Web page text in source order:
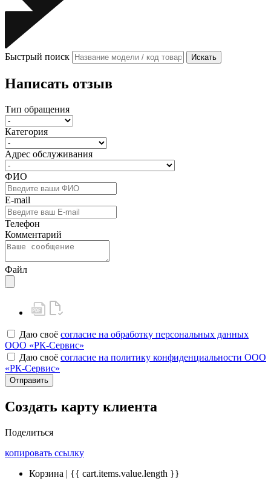
Быстрый поиск Искать
Написать отзыв
Тип обращения
Категория
Адрес обслуживания
ФИО
E-mail
Телефон
Комментарий
Файл
Даю своё согласие на обработку персональных данных
ООО «РК-Сервис»
Даю своё согласие на политику конфиденциальности ООО
«РК-Сервис»
Отправить
Создать карту клиента
Поделиться
копировать ссылку
Корзина | {{ cart.items.value.length }}